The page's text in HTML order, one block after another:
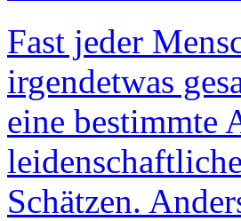
Fast jeder
irgendetwas
eine bestimmte
Schätzen.